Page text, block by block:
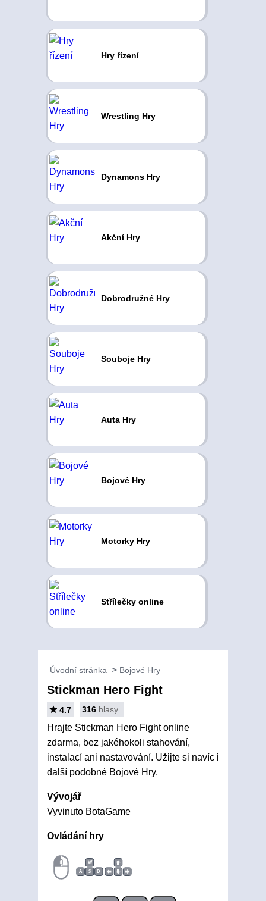
Hry řízení
Wrestling Hry
Dynamons Hry
Akční Hry
Dobrodružné Hry
Souboje Hry
Auta Hry
Bojové Hry
Motorky Hry
Střílečky online
Úvodní stránka Bojové Hry
Stickman Hero Fight
4.7 316 hlasy
Hrajte Stickman Hero Fight online
zdarma, bez jakéhokoli stahování,
instalací ani nastavování. Užijte si navíc i
další podobné Bojové Hry.
Vývojář
Vyvinuto BotaGame
Ovládání hry
W
A
S D